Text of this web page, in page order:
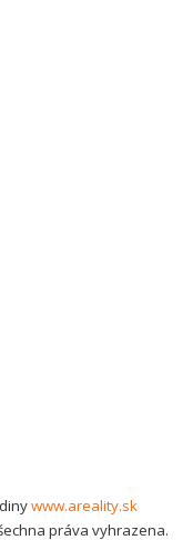
www.areality.sk
práva vyhrazena.